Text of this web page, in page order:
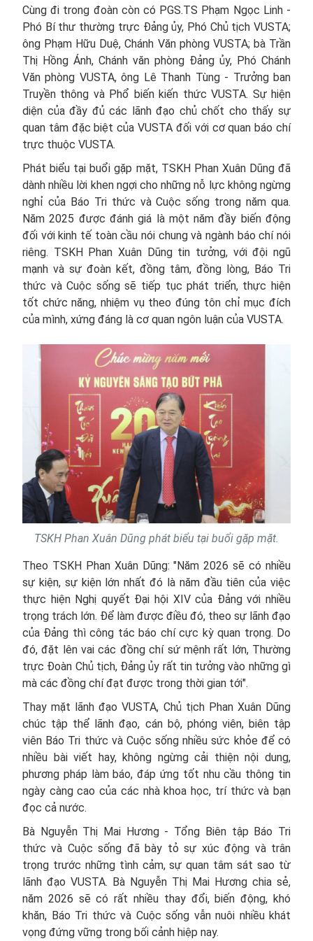
Cùng đi trong đoàn còn có PGS.TS Phạm Ngọc Linh -
Phó Bí thư thường trực Đảng ủy, Phó Chủ tịch VUSTA;
ông Phạm Hữu Duệ, Chánh Văn phòng VUSTA; bà Trần
Thị Hồng Ánh, Chánh văn phòng Đảng ủy, Phó Chánh
Văn phòng VUSTA, ông Lê Thanh Tùng - Trưởng ban
Truyền thông và Phổ biến kiến thức VUSTA. Sự hiện
diện của đầy đủ các lãnh đạo chủ chốt cho thấy sự
quan tâm đặc biệt của VUSTA đối với cơ quan báo chí
trực thuộc VUSTA.
Phát biểu tại buổi gặp mặt, TSKH Phan Xuân Dũng đã
dành nhiều lời khen ngợi cho những nỗ lực không ngừng
nghỉ của Báo Tri thức và Cuộc sống trong năm qua.
Năm 2025 được đánh giá là một năm đầy biến động
đối với kinh tế toàn cầu nói chung và ngành báo chí nói
riêng. TSKH Phan Xuân Dũng tin tưởng, với đội ngũ
mạnh và sự đoàn kết, đồng tâm, đồng lòng, Báo Tri
thức và Cuộc sống sẽ tiếp tục phát triển, thực hiện
tốt chức năng, nhiệm vụ theo đúng tôn chỉ mục đích
của mình, xứng đáng là cơ quan ngôn luận của VUSTA.
TSKH Phan Xuân Dũng phát biểu tại buổi gặp mặt.
Theo TSKH Phan Xuân Dũng: "Năm 2026 sẽ có nhiều
sự kiện, sự kiện lớn nhất đó là năm đầu tiên của việc
thực hiện Nghị quyết Đại hội XIV của Đảng với nhiều
trọng trách lớn. Để làm được điều đó, theo sự lãnh đạo
của Đảng thì công tác báo chí cực kỳ quan trọng. Do
đó, đặt lên vai các đồng chí sứ mệnh rất lớn, Thường
trực Đoàn Chủ tịch, Đảng ủy rất tin tưởng vào những gì
mà các đồng chí đạt được trong thời gian tới".
Thay mặt lãnh đạo VUSTA, Chủ tịch Phan Xuân Dũng
chúc tập thể lãnh đạo, cán bộ, phóng viên, biên tập
viên Báo Tri thức và Cuộc sống nhiều sức khỏe để có
nhiều bài viết hay, không ngừng cải thiện nội dung,
phương pháp làm báo, đáp ứng tốt nhu cầu thông tin
ngày càng cao của các nhà khoa học, trí thức và bạn
đọc cả nước.
Bà Nguyễn Thị Mai Hương - Tổng Biên tập Báo Tri
thức và Cuộc sống đã bày tỏ sự xúc động và trân
trọng trước những tình cảm, sự quan tâm sát sao từ
lãnh đạo VUSTA. Bà Nguyễn Thị Mai Hương chia sẻ,
năm 2026 sẽ có rất nhiều thay đổi, biến động, khó
khăn, Báo Tri thức và Cuộc sống vẫn nuôi nhiều khát
vọng đứng vững trong bối cảnh hiệp nay.